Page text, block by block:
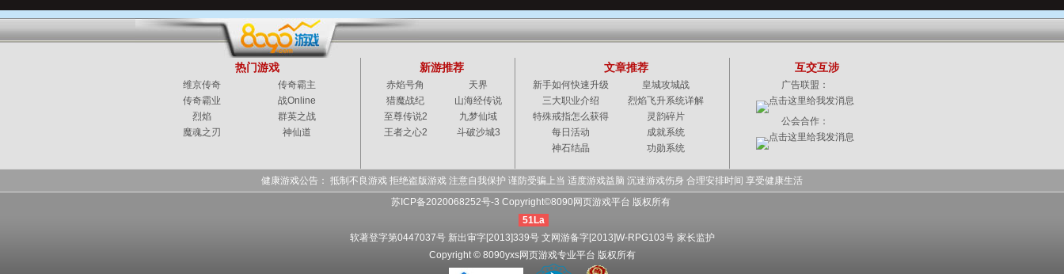
热门游戏
维京传奇
传奇霸主
传奇霸业
战Online
烈焰
群英之战
魔魂之刃
神仙道
新游推荐
赤焰号角
天界
猎魔战纪
山海经传说
至尊传说2
九梦仙域
王者之心2
斗破沙城3
文章推荐
新手如何快速升级
皇城攻城战
三大职业介绍
烈焰飞升系统详解
特殊戒指怎么获得
灵韵碎片
每日活动
成就系统
神石结晶
功勋系统
互交互涉
广告联盟：
公会合作：
健康游戏公告： 抵制不良游戏 拒绝盗版游戏 注意自我保护 谨防受骗上当 适度游戏益脑 沉迷游戏伤身 合理安排时间 享受健康生活
苏ICP备2020068252号-3 Copyright©8090网页游戏平台 版权所有
51La
软著登字第0447037号 新出审字[2013]339号 文网游备字[2013]W-RPG103号 家长监护
Copyright © 8090yxs网页游戏专业平台 版权所有